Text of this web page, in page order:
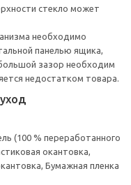
стекло может
необходимо
панелью ящика,
зазор необходим
недостатком товара.
(100 % переработанного
окантовка,
Бумажная пленка